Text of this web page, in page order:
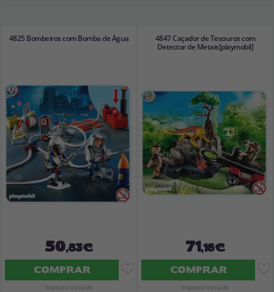
4825 Bombeiros com Bomba de Água
50,83€
COMPRAR
Imposto Incluído
4847 Caçador de Tesouros com
Detector de Metais[playmobil]
71,16€
COMPRAR
Imposto Incluído